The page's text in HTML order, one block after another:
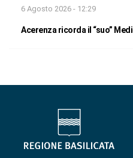
6 Agosto 2026 - 12:29
Acerenza ricorda il “suo”